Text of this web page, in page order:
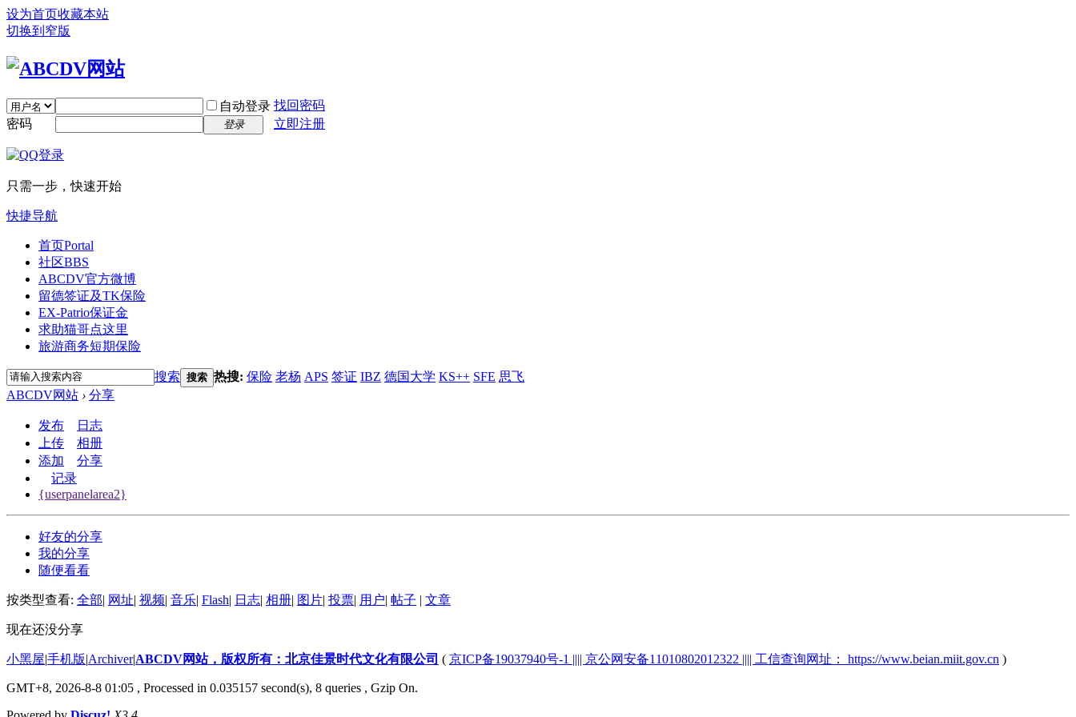
设为首页收藏本站
切换到窄版
自动登录 找回密码
密码
登录 立即注册
只需一步，快速开始
快捷导航
首页Portal
社区BBS
ABCDV官方微博
留德签证及TK保险
EX-Patrio保证金
求助猫哥点这里
旅游商务短期保险
搜索 搜索 热搜: 保险 老杨 APS 签证 IBZ 德国大学 KS++ SFE 思飞
ABCDV网站 › 分享
发布
日志
上传
相册
添加
分享
记录
{userpanelarea2}
好友的分享
我的分享
随便看看
按类型查看: 全部| 网址| 视频| 音乐| Flash| 日志| 相册| 图片| 投票| 用户| 帖子 | 文章
现在还没分享
小黑屋|手机版|Archiver|ABCDV网站，版权所有：北京佳景时代文化有限公司 ( 京ICP备19037940号-1 |||| 京公网安备11010802012322 |||| 工信查询网址： https://www.beian.miit.gov.cn )
GMT+8, 2026-8-8 01:05 , Processed in 0.035157 second(s), 8 queries , Gzip On.